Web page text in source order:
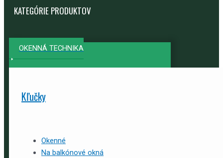
KATEGÓRIE PRODUKTOV
OKENNÁ TECHNIKA
Kľučky
Okenné
Na balkónové okná